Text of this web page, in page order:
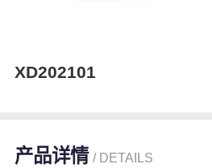
XD202101
产品详情 / DETAILS